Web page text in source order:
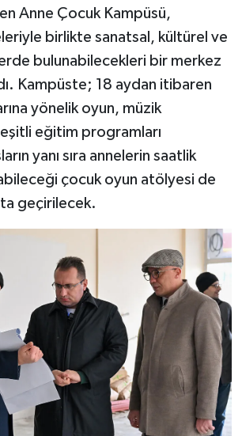
Anne Çocuk Kampüsü,
birlikte sanatsal, kültürel ve
bulunabilecekleri bir merkez
Kampüste; 18 aydan itibaren
yönelik oyun, müzik
eğitim programları
yanı sıra annelerin saatlik
çocuk oyun atölyesi de
geçirilecek.